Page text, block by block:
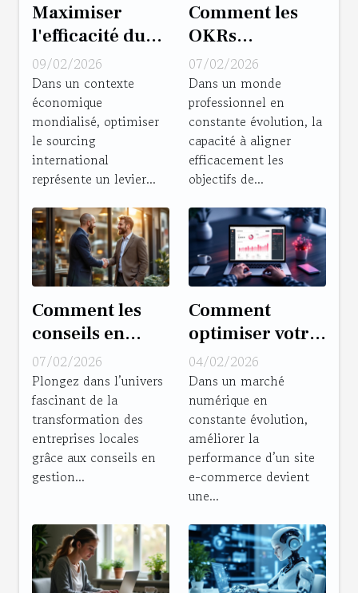
Maximiser
l'efficacité du
sourcing
international :
Stratégies et
conseils
09/02/2026
Dans un contexte
économique
mondialisé, optimiser
le sourcing
international
représente un levier...
Comment les
OKRs
transforment-
ils la gestion
stratégique en
entreprise ?
07/02/2026
Dans un monde
professionnel en
constante évolution, la
capacité à aligner
efficacement les
objectifs de...
Comment les
conseils en
gestion
transforment-
ils les
entreprises
locales ?
07/02/2026
Plongez dans l’univers
fascinant de la
transformation des
entreprises locales
grâce aux conseils en
gestion...
Comment
optimiser votre
site e-
commerce pour
booster les
performances ?
04/02/2026
Dans un marché
numérique en
constante évolution,
améliorer la
performance d’un site
e-commerce devient
une...